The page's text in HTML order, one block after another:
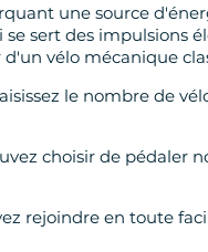
une source
sert des impulsions
vélo mécanique
le nombre de
choisir de pédaler
rejoindre en toute